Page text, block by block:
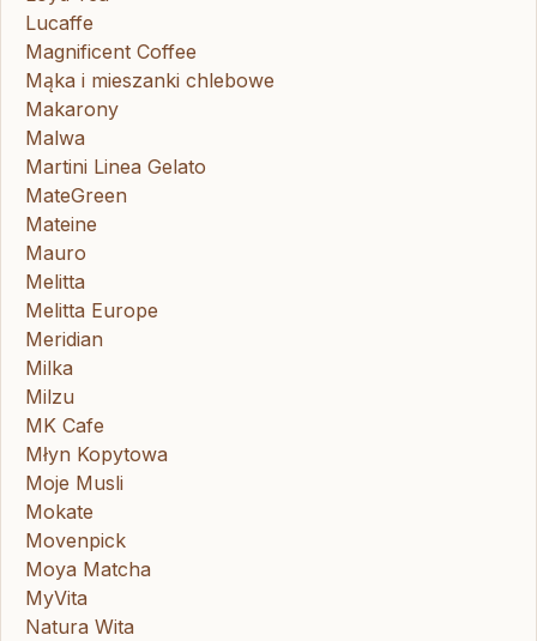
Lucaffe
Magnificent Coffee
Mąka i mieszanki chlebowe
Makarony
Malwa
Martini Linea Gelato
MateGreen
Mateine
Mauro
Melitta
Melitta Europe
Meridian
Milka
Milzu
MK Cafe
Młyn Kopytowa
Moje Musli
Mokate
Movenpick
Moya Matcha
MyVita
Natura Wita